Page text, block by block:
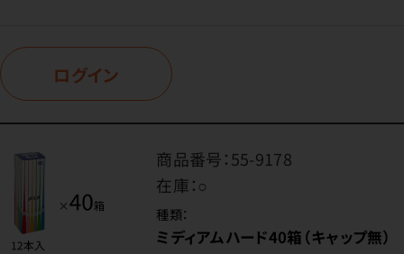
ログイン
商品番号：55-9178
在庫：○
種類：
ミディアムハード40箱（キャップ無）